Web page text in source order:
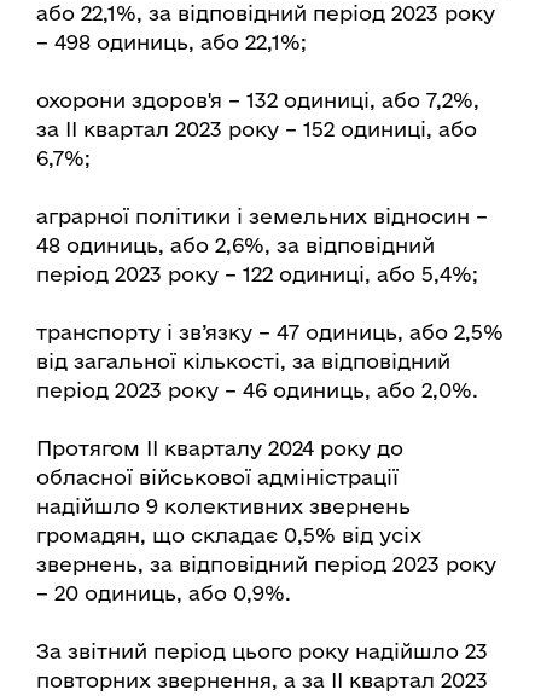
або 22,1%, за відповідний період 2023 року
– 498 одиниць, або 22,1%;
охорони здоров'я – 132 одиниці, або 7,2%,
за ІІ квартал 2023 року – 152 одиниці, або
6,7%;
аграрної політики і земельних відносин –
48 одиниць, або 2,6%, за відповідний
період 2023 року – 122 одиниці, або 5,4%;
транспорту і зв’язку – 47 одиниць, або 2,5%
від загальної кількості, за відповідний
період 2023 року – 46 одиниць, або 2,0%.
Протягом ІІ кварталу 2024 року до
обласної військової адміністрації
надійшло 9 колективних звернень
громадян, що складає 0,5% від усіх
звернень, за відповідний період 2023 року
– 20 одиниць, або 0,9%.
За звітний період цього року надійшло 23
повторних звернення, а за ІІ квартал 2023